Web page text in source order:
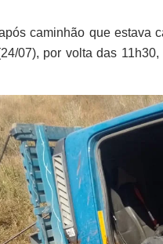
caminhão que estava
07), por volta das